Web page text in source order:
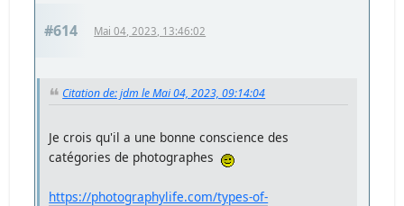
#614 Mai 04, 2023, 13:46:02
Citation de: jdm le Mai 04, 2023, 09:14:04
Je crois qu'il a une bonne conscience des
catégories de photographes
https://photographylife.com/types-of-